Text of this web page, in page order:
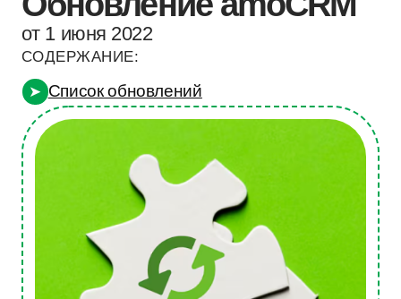
СОДЕРЖАНИЕ:
➤ Список обновлений